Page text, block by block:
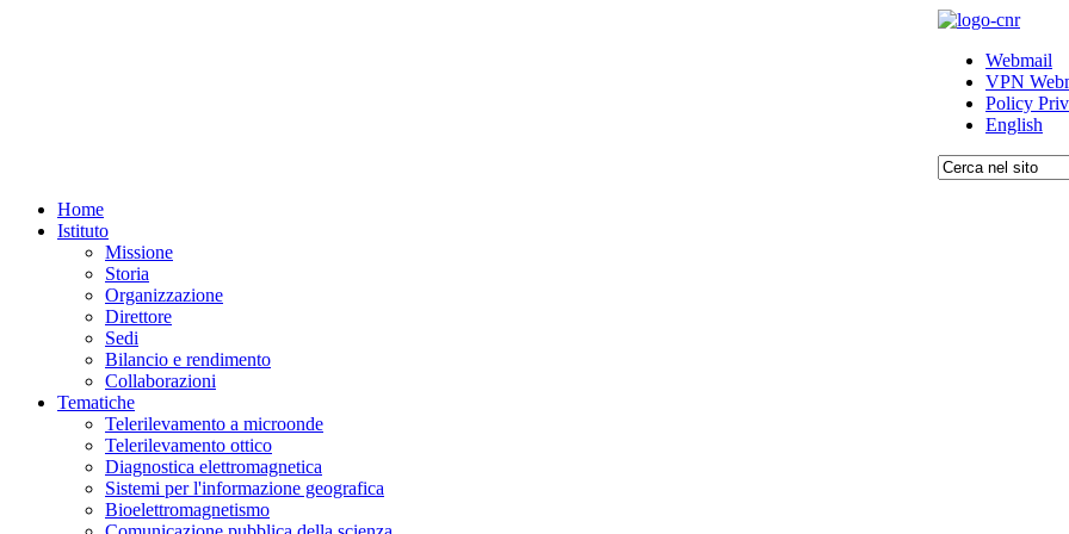
Webmail
VPN
Policy
English
Home
Istituto
Missione
Storia
Organizzazione
Direttore
Sedi
Bilancio e rendimento
Collaborazioni
Tematiche
Telerilevamento a microonde
Telerilevamento ottico
Diagnostica elettromagnetica
Sistemi per l'informazione geografica
Bioelettromagnetismo